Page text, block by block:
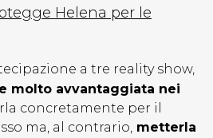
Helena per le
a tre reality show,
molto avvantaggiata nei
concretamente per il
ma, al contrario, metterla